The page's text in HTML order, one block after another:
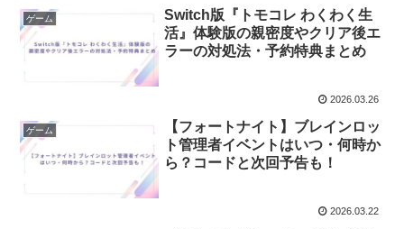
ゲーム
Switch版『トモコレ わくわく生
活』体験版の親密度やクリア後エ
ラーの対処法・予約特典まとめ
2026.03.26
ゲーム
【フォートナイト】ブレインロッ
ト管理者イベントはいつ・何時か
ら？コードと次回予告も！
2026.03.22